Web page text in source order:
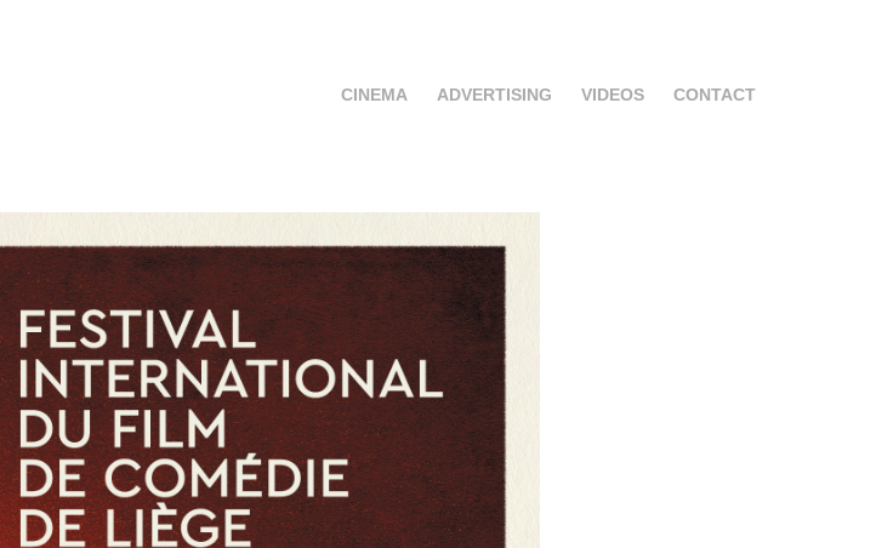
CINEMA ADVERTISING VIDEOS CONTACT